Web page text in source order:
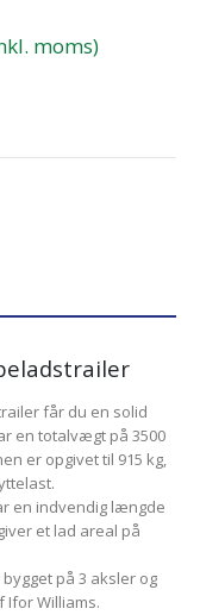
moms)
får du en solid
en totalvægt på 3500
er opgivet til 915 kg,
en indvendig længde
et lad areal på
på 3 aksler og
Ifor Williams.